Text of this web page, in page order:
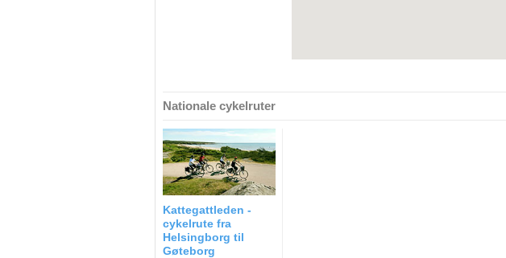
Nationale cykelruter
Kattegattleden -
cykelrute fra
Helsingborg til
Gøteborg